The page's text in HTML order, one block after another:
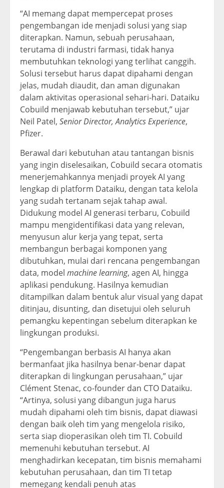
“AI memang dapat mempercepat proses
pengembangan ide menjadi solusi yang siap
diterapkan. Namun, sebuah perusahaan,
terutama di industri farmasi, tidak hanya
membutuhkan teknologi yang terlihat canggih.
Solusi tersebut harus dapat dipahami dengan
jelas, mudah diaudit, dan aman digunakan
dalam aktivitas operasional sehari-hari. Dataiku
Cobuild menjawab kebutuhan tersebut,” ujar
Neil Patel, Senior Director, Analytics Experience,
Pfizer.
Berawal dari kebutuhan atau tantangan bisnis
yang ingin diselesaikan, Cobuild secara otomatis
menerjemahkannya menjadi proyek AI yang
lengkap di platform Dataiku, dengan tata kelola
yang sudah tertanam sejak tahap awal.
Didukung model AI generasi terbaru, Cobuild
mampu mengidentifikasi data yang relevan,
menyusun alur kerja yang tepat, serta
membangun berbagai komponen yang
dibutuhkan, mulai dari rencana pengembangan
data, model machine learning, agen AI, hingga
aplikasi pendukung. Hasilnya kemudian
ditampilkan dalam bentuk alur visual yang dapat
ditinjau, disunting, dan disetujui oleh seluruh
pemangku kepentingan sebelum diterapkan ke
lingkungan produksi.
“Pengembangan berbasis AI hanya akan
bermanfaat jika hasilnya benar-benar dapat
diterapkan di lingkungan perusahaan,” ujar
Clément Stenac, co-founder dan CTO Dataiku.
“Artinya, solusi yang dibangun juga harus
mudah dipahami oleh tim bisnis, dapat diawasi
dengan baik oleh tim yang mengelola risiko,
serta siap dioperasikan oleh tim TI. Cobuild
memenuhi kebutuhan tersebut. AI
menghadirkan kecepatan, tim bisnis memahami
kebutuhan perusahaan, dan tim TI tetap
memegang kendali penuh atas